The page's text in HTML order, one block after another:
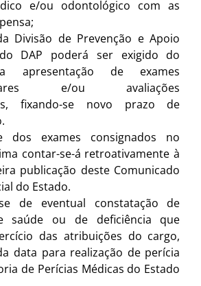
e/ou odontológico com as
Divisão de Prevenção e Apoio
DAP poderá ser exigido do
apresentação de exames
e/ou avaliações
fixando-se novo prazo de
dos exames consignados no
contar-se-á retroativamente à
publicação deste Comunicado
do Estado.
de eventual constatação de
saúde ou de deficiência que
das atribuições do cargo,
data para realização de perícia
de Perícias Médicas do Estado